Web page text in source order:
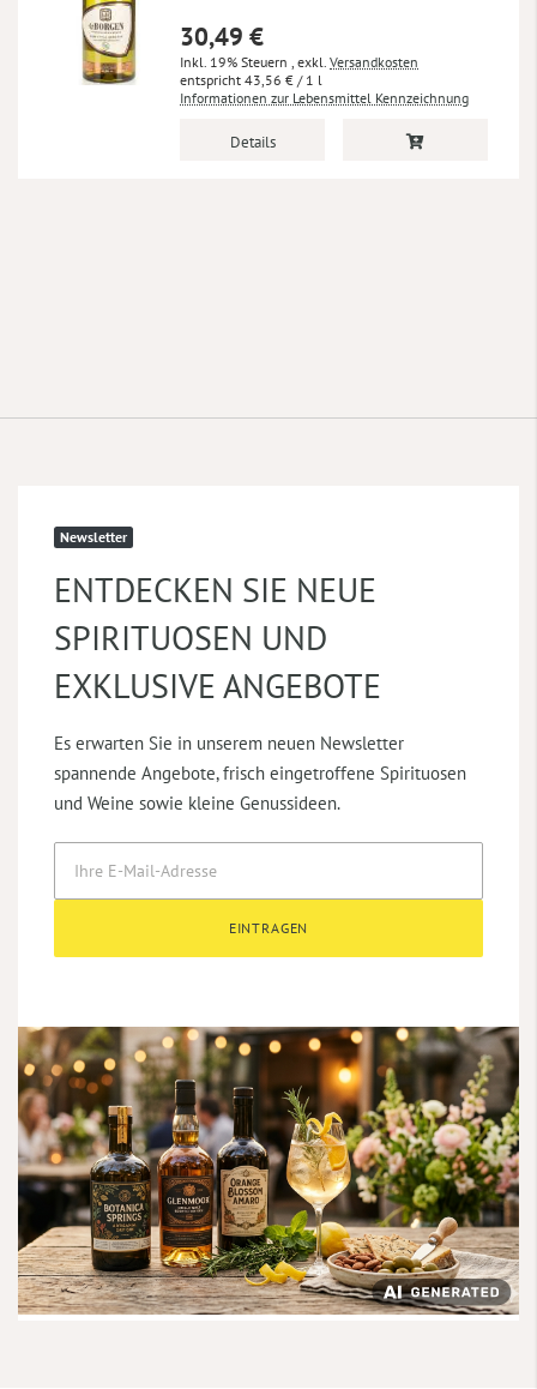
30,49 €
Inkl. 19% Steuern , exkl. Versandkosten
43,56 € / 1 l
Informationen zur Lebensmittel Kennzeichnung
Details
Newsletter
ENTDECKEN SIE NEUE
SPIRITUOSEN UND
EXKLUSIVE ANGEBOTE
Es erwarten Sie in unserem neuen Newsletter
spannende Angebote, frisch eingetroffene Spirituosen
und Weine sowie kleine Genussideen.
EINTRAGEN